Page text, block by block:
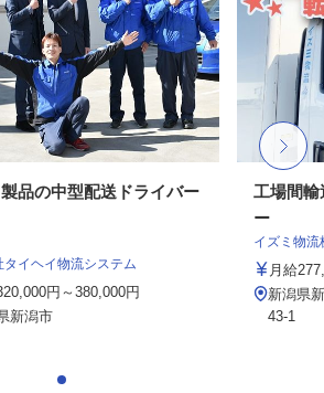
品の中型配送ドライバー
タイヘイ物流システム
円～380,000円
新潟市
工場間
ー
イズミ物
月給
新潟県
43-1